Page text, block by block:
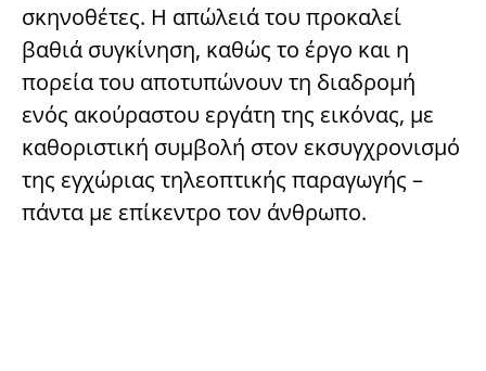
σκηνοθέτες. Η απώλειά του προκαλεί
βαθιά συγκίνηση, καθώς το έργο και η
πορεία του αποτυπώνουν τη διαδρομή
ενός ακούραστου εργάτη της εικόνας, με
καθοριστική συμβολή στον εκσυγχρονισμό
της εγχώριας τηλεοπτικής παραγωγής –
πάντα με επίκεντρο τον άνθρωπο.